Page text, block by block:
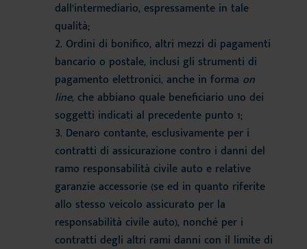
dall’intermediario, espressamente in tale
qualità;
Ordini di bonifico, altri mezzi di pagamenti
bancario o postale, inclusi gli strumenti di
pagamento elettronici, anche in forma on
line, che abbiano quale beneficiario uno dei
soggetti indicati al precedente punto 1;
Denaro contante, esclusivamente per i
contratti di assicurazione contro i danni del
ramo responsabilità civile auto e relative
garanzie accessorie (se ed in quanto riferite
allo stesso veicolo assicurato per la
responsabilità civile auto), nonché per i
contratti degli altri rami danni con il limite di